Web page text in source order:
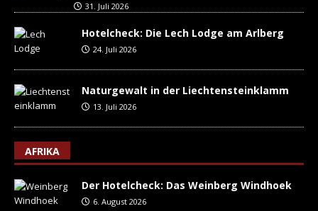
31. Juli 2026
Hotelcheck: Die Lech Lodge am Arlberg
24. Juli 2026
Naturgewalt in der Liechtensteinklamm
13. Juli 2026
AFRIKA
Der Hotelcheck: Das Weinberg Windhoek
6. August 2026